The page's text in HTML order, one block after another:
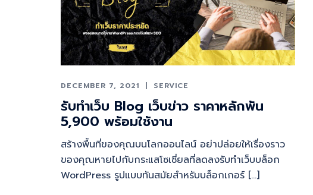
DECEMBER 7, 2021 SERVICE
รับทำเว็บ Blog เว็บข่าว ราคาหลักพัน
5,900 พร้อมใช้งาน
สร้างพื้นที่ของคุณบนโลกออนไลน์ อย่าปล่อยให้เรื่องราว
ของคุณหายไปกับกระแสโซเชี่ยลที่ลดลงรับทำเว็บบล็อก
WordPress รูปแบบทันสมัยสำหรับบล็อกเกอร์ […]